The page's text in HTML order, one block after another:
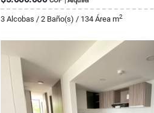
3 Alcobas / 2 Baño(s) / 134 Área m2